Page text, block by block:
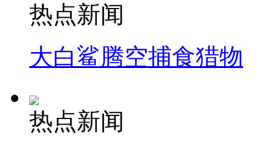
热点新闻
大白鲨腾空捕食猎物
热点新闻